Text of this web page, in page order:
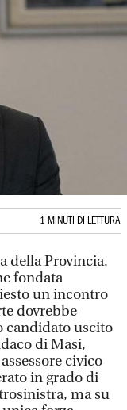
1 MINUTI DI LETTURA
della Provincia.
fondata
un incontro
dovrebbe
candidato uscito
di Masi,
civico
in grado di
ma su